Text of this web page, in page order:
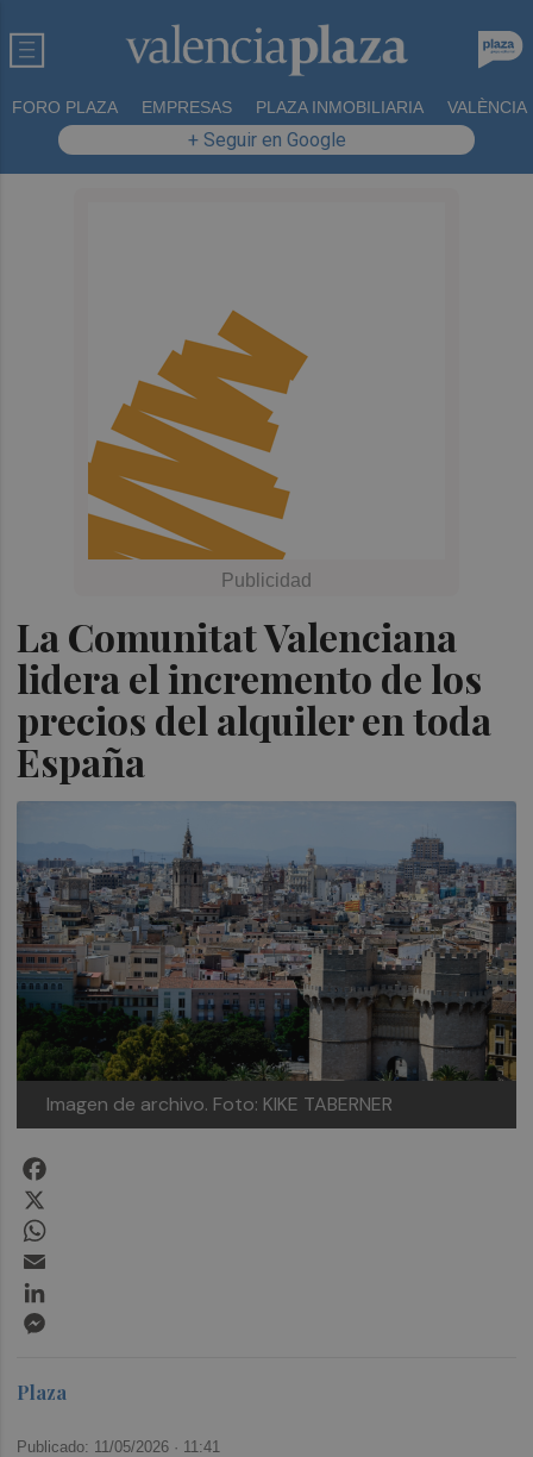
FORO PLAZA EMPRESAS PLAZA INMOBILIARIA VALÈNCIA
+ Seguir en Google
La Comunitat Valenciana
lidera el incremento de los
precios del alquiler en toda
España
Imagen de archivo. Foto: KIKE TABERNER
Plaza
Publicado: 11/05/2026 · 11:41